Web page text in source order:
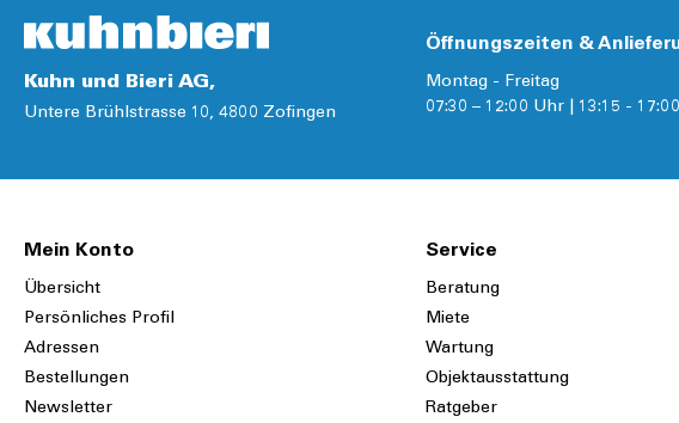
Kuhn und Bieri AG,
Untere Brühlstrasse 10, 4800 Zofingen
Öffnungszeiten &
Montag - Freitag
07:30 – 12:00 Uhr | 13:15 -
Mein Konto
Übersicht
Persönliches Profil
Adressen
Bestellungen
Newsletter
Service
Beratung
Miete
Wartung
Objektausstattung
Ratgeber